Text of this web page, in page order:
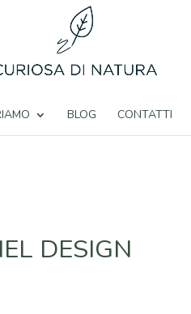
BLOG CONTATTI
DESIGN